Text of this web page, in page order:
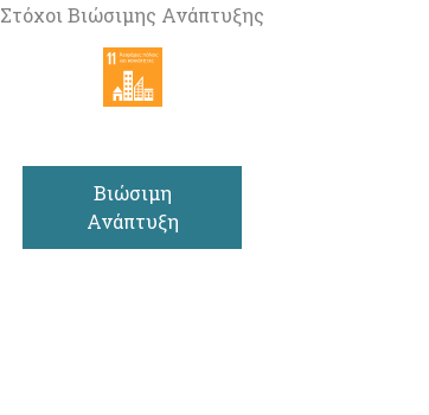
Στόχοι Βιώσιμης Ανάπτυξης
Βιώσιμη
Ανάπτυξη